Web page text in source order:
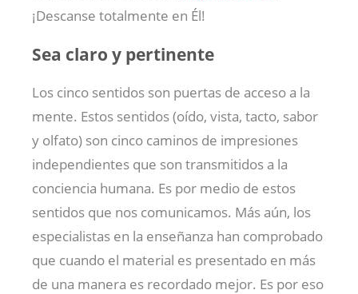
¡Descanse totalmente en Él!
Sea claro y pertinente
Los cinco sentidos son puertas de acceso a la
mente. Estos sentidos (oído, vista, tacto, sabor
y olfato) son cinco caminos de impresiones
independientes que son transmitidos a la
conciencia humana. Es por medio de estos
sentidos que nos comunicamos. Más aún, los
especialistas en la enseñanza han comprobado
que cuando el material es presentado en más
de una manera es recordado mejor. Es por eso